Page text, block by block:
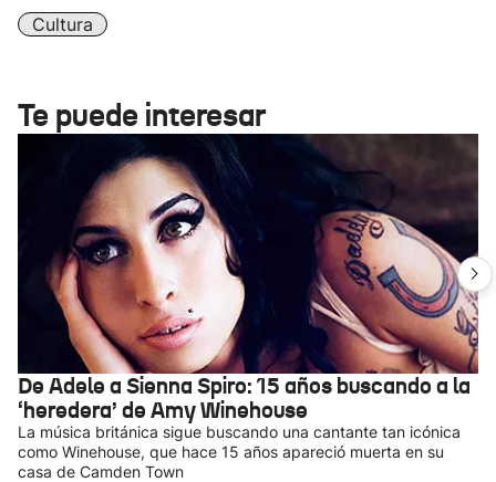
Cultura
Te puede interesar
De Adele a Sienna Spiro: 15 años buscando a la
‘heredera’ de Amy Winehouse
La música británica sigue buscando una cantante tan icónica
como Winehouse, que hace 15 años apareció muerta en su
casa de Camden Town